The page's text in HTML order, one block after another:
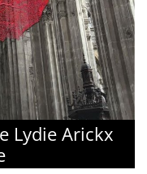
Lydie Arickx